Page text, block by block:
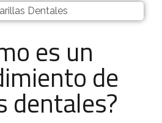
es un
de
dentales?